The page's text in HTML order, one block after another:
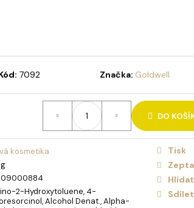
7092 Značka: Goldwell
DO
kosmetika
2-Hydroxytoluene, 4-
Alcohol Denat., Alpha-
Tisk
Hlídat
Sdílet
NA VLASY